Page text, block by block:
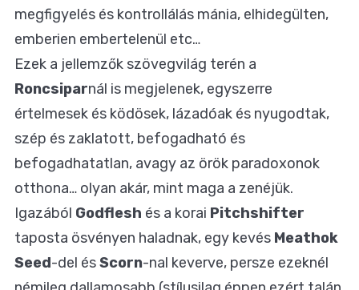
megfigyelés és kontrollálás mánia, elhidegülten,
emberien embertelenül etc…
Ezek a jellemzők szövegvilág terén a
Roncsiparnál is megjelenek, egyszerre
értelmesek és ködösek, lázadóak és nyugodtak,
szép és zaklatott, befogadható és
befogadhatatlan, avagy az örök paradoxonok
otthona… olyan akár, mint maga a zenéjük.
Igazából Godflesh és a korai Pitchshifter
taposta ösvényen haladnak, egy kevés Meathok
Seed-del ésScorn-nal keverve, persze ezeknél